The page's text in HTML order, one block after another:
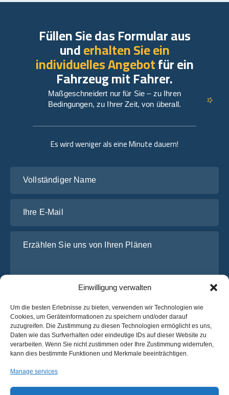
Einwilligung verwalten
Um die besten Erlebnisse zu bieten, verwenden wir Technologien wie
Cookies, um Geräteinformationen zu speichern und/oder darauf
zuzugreifen. Die Zustimmung zu diesen Technologien ermöglicht es uns,
Daten wie das Surfverhalten oder eindeutige IDs auf dieser Website zu
verarbeiten. Wenn Sie nicht zustimmen oder Ihre Zustimmung widerrufen,
kann dies bestimmte Funktionen und Merkmale beeinträchtigen.
Manage services
Es wird weniger als eine Minute dauern!
Ich habe dieDatenschutz-Bestimmungenvon OsaBus
gelesen und stimme ihnen zu.
Ein Angebot einholen
Füllen Sie das Formular aus
underhalten Sie ein
individuelles Angebotfür ein
Fahrzeug mit Fahrer.
Maßgeschneidert nur für Sie – zu Ihren
Bedingungen, zu Ihrer Zeit, von überall.